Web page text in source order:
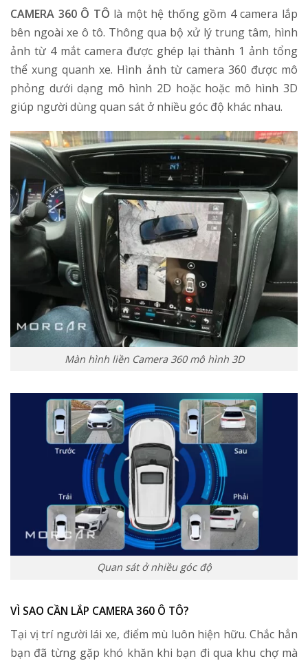
CAMERA 360 Ô TÔ là một hệ thống gồm 4 camera lắp
bên ngoài xe ô tô. Thông qua bộ xử lý trung tâm, hình
ảnh từ 4 mắt camera được ghép lại thành 1 ảnh tổng
thể xung quanh xe. Hình ảnh từ camera 360 được mô
phỏng dưới dạng mô hình 2D hoặc hoặc mô hình 3D
giúp người dùng quan sát ở nhiều góc độ khác nhau.
Màn hình liền Camera 360 mô hình 3D
Quan sát ở nhiều góc độ
VÌ SAO CẦN LẮP CAMERA 360 Ô TÔ?
Tại vị trí người lái xe, điểm mù luôn hiện hữu. Chắc hẳn
bạn đã từng gặp khó khăn khi bạn đi qua khu chợ mà